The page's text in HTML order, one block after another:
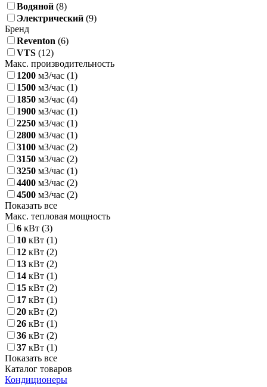
Водяной (8)
Электрический (9)
Бренд
Reventon (6)
VTS (12)
Макс. производительность
1200 м3/час (1)
1500 м3/час (1)
1850 м3/час (4)
1900 м3/час (1)
2250 м3/час (1)
2800 м3/час (1)
3100 м3/час (2)
3150 м3/час (2)
3250 м3/час (1)
4400 м3/час (2)
4500 м3/час (2)
Показать все
Макс. тепловая мощность
6 кВт (3)
10 кВт (1)
12 кВт (2)
13 кВт (2)
14 кВт (1)
15 кВт (2)
17 кВт (1)
20 кВт (2)
26 кВт (1)
36 кВт (2)
37 кВт (1)
Показать все
Каталог товаров
Кондиционеры